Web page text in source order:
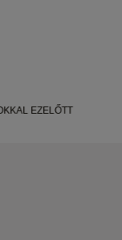
EZELŐTT